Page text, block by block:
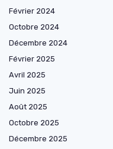
Février 2024
Octobre 2024
Décembre 2024
Février 2025
Avril 2025
Juin 2025
Août 2025
Octobre 2025
Décembre 2025